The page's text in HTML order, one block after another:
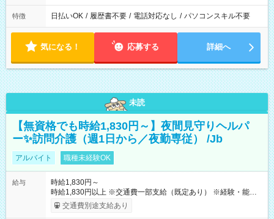
特徴 日払いOK / 履歴書不要 / 電話対応なし / パソコンスキル不要
気になる！ 応募する 詳細へ
未読
【無資格でも時給1,830円～】夜間見守りヘルパ
ー✨訪問介護（週1日から／夜勤専従） /Jb
アルバイト 職種未経験OK
給与
時給1,830円～
時給1,830円以上 ※交通費一部支給（既定あり） ※経験・能力を
考慮して決定します 【収入例】 週1回勤務の場合：1,830円×8時
間×4回=5万8,560円 週3回勤務の場合：1,830円×8時間×12回
交通費別途支給あり